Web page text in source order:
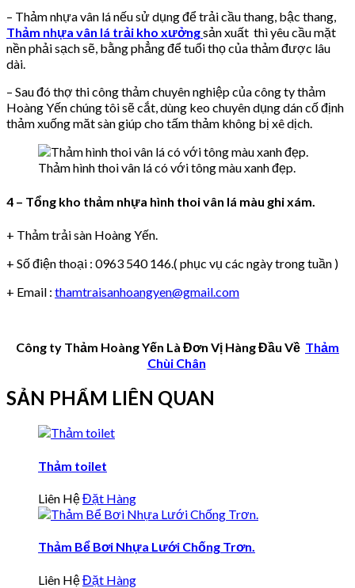
– Thảm nhựa vân lá nếu sử dụng để trải cầu thang, bậc thang,
Thảm nhựa vân lá trải kho xưởngsản xuất thì yêu cầu mặt
nền phải sạch sẽ, bằng phẳng để tuổi thọ của thảm được lâu
dài.
– Sau đó thợ thi công thảm chuyên nghiệp của công ty thảm
Hoàng Yến chúng tôi sẽ cắt, dùng keo chuyên dụng dán cố định
thảm xuống măt sàn giúp cho tấm thảm không bị xê dịch.
Thảm hình thoi vân lá có với tông màu xanh đẹp.
4 – Tổng kho thảm nhựa hình thoi vân lá màu ghi xám.
+ Thảm trải sàn Hoàng Yến.
+ Số điện thoại : 0963 540 146.( phục vụ các ngày trong tuần )
+ Email : thamtraisanhoangyen@gmail.com
Công ty Thảm Hoàng Yến Là Đơn Vị Hàng Đầu Về Thảm
Chùi Chân
SẢN PHẨM LIÊN QUAN
Thảm toilet
Liên HệĐặt Hàng
Thảm Bể Bơi Nhựa Lưới Chống Trơn.
Liên HệĐặt Hàng